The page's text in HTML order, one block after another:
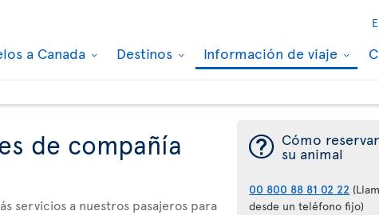
a Canada Destinos Información de viaje
de compañía
servicios a nuestros pasajeros para
¯ Cómo
su animal
00 800 88 81 02 22
desde un teléfono fijo)